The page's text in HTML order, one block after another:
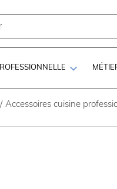

/ Accessoires cuisine